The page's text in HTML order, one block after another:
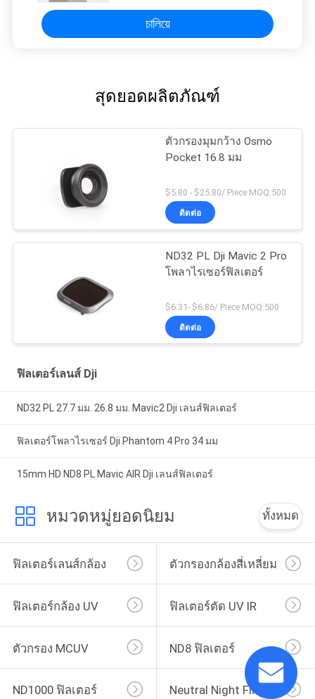
চালিয়ে
สุดยอดผลิตภัณฑ์
ตัวกรองมุมกว้าง Osmo
Pocket 16.8 มม
$5.80 - $25.80/ Piece MOQ:500
ติดต่อ
ND32 PL Dji Mavic 2 Pro
โพลาไรเซอร์ฟิลเตอร์
$6.31- $6.86/ Piece MOQ:500
ติดต่อ
ฟิลเตอร์เลนส์ Dji
ND32 PL 27.7 มม. 26.8 มม. Mavic2 Dji เลนส์ฟิลเตอร์
ฟิลเตอร์โพลาไรเซอร์ Dji Phantom 4 Pro 34 มม
15mm HD ND8 PL Mavic AIR Dji เลนส์ฟิลเตอร์
หมวดหมู่ยอดนิยม ทั้งหมด
ฟิลเตอร์เลนส์กล้อง ตัวกรองกล้องสี่เหลี่ยม
ฟิลเตอร์กล้อง UV ฟิลเตอร์ตัด UV IR
ตัวกรอง MCUV ND8 ฟิลเตอร์
ND1000 ฟิลเตอร์ Neutral Night Filter